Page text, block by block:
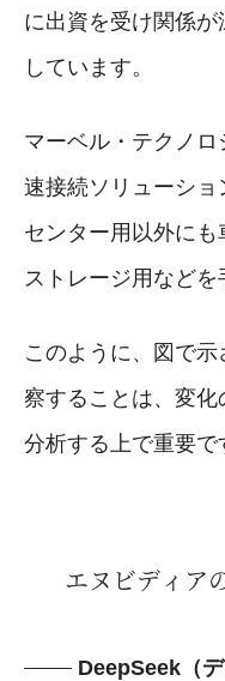
に出資を受け関係
しています。
マーベル・テクノ
速接続ソリューショ
センター用以外に
ストレージ用などを
このように、図で
察することは、変
分析する上で重要で
エヌビディア
DeepSeek（